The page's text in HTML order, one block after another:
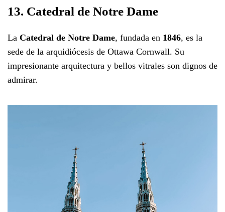
13. Catedral de Notre Dame
La Catedral de Notre Dame, fundada en 1846, es la
sede de la arquidiócesis de Ottawa Cornwall. Su
impresionante arquitectura y bellos vitrales son dignos de
admirar.